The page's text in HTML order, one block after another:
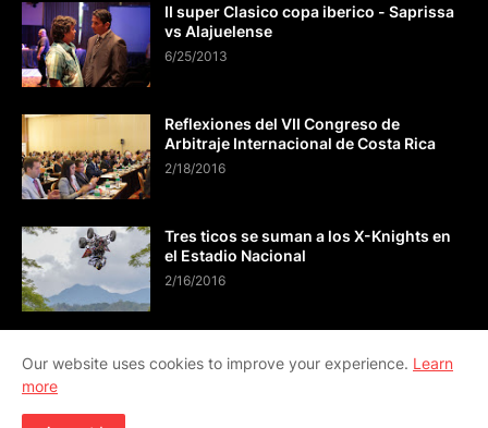
II super Clasico copa iberico - Saprissa
vs Alajuelense
6/25/2013
Reflexiones del VII Congreso de
Arbitraje Internacional de Costa Rica
2/18/2016
Tres ticos se suman a los X-Knights en
el Estadio Nacional
2/16/2016
Our website uses cookies to improve your experience. Learn
more